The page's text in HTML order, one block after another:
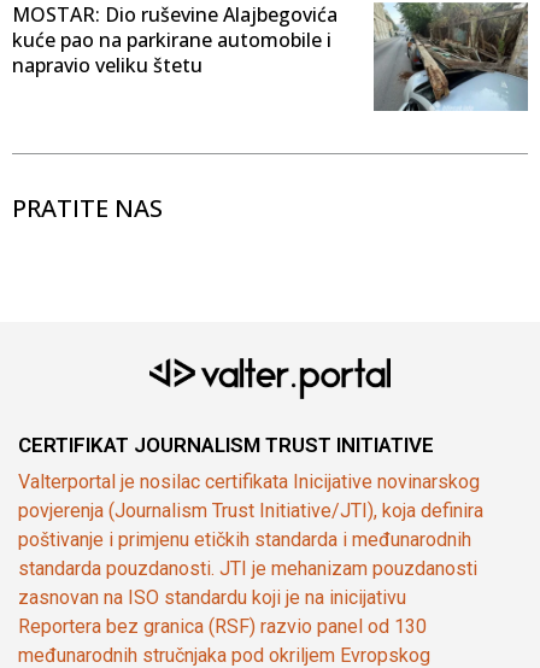
MOSTAR: Dio ruševine Alajbegovića
kuće pao na parkirane automobile i
napravio veliku štetu
PRATITE NAS
CERTIFIKAT JOURNALISM TRUST INITIATIVE
Valterportal je nosilac certifikata Inicijative novinarskog
povjerenja (Journalism Trust Initiative/JTI), koja definira
poštivanje i primjenu etičkih standarda i međunarodnih
standarda pouzdanosti. JTI je mehanizam pouzdanosti
zasnovan na ISO standardu koji je na inicijativu
Reportera bez granica (RSF) razvio panel od 130
međunarodnih stručnjaka pod okriljem Evropskog